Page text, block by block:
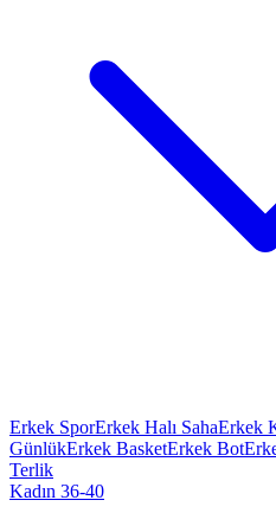
Erkek SporErkek Halı SahaErkek
GünlükErkek BasketErkek Bot
Terlik
Kadın 36-40